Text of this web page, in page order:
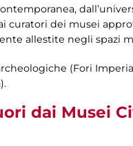
curatori dei musei
allestite negli spazi
(Fori
dai Musei